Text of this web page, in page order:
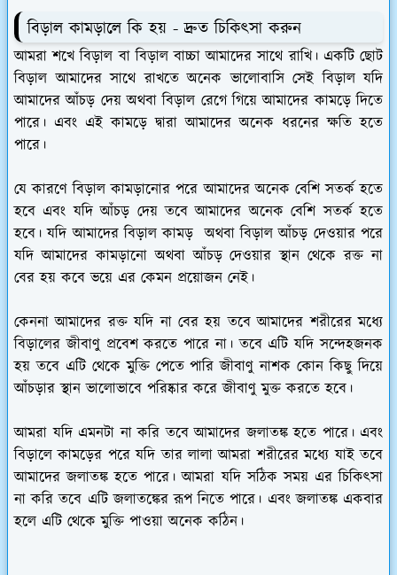
বিড়াল কামড়ালে কি হয় - দ্রুত চিকিৎসা করুন
আমরা শখে বিড়াল বা বিড়াল বাচ্চা আমাদের সাথে রাখি। একটি ছোট
বিড়াল আমাদের সাথে রাখতে অনেক ভালোবাসি সেই বিড়াল যদি
আমাদের আঁচড় দেয় অথবা বিড়াল রেগে গিয়ে আমাদের কামড়ে দিতে
পারে। এবং এই কামড়ে দ্বারা আমাদের অনেক ধরনের ক্ষতি হতে
পারে।
যে কারণে বিড়াল কামড়ানোর পরে আমাদের অনেক বেশি সতর্ক হতে
হবে এবং যদি আঁচড় দেয় তবে আমাদের অনেক বেশি সতর্ক হতে
হবে। যদি আমাদের বিড়াল কামড় অথবা বিড়াল আঁচড় দেওয়ার পরে
যদি আমাদের কামড়ানো অথবা আঁচড় দেওয়ার স্থান থেকে রক্ত না
বের হয় কবে ভয়ে এর কেমন প্রয়োজন নেই।
কেননা আমাদের রক্ত যদি না বের হয় তবে আমাদের শরীরের মধ্যে
বিড়ালের জীবাণু প্রবেশ করতে পারে না। তবে এটি যদি সন্দেহজনক
হয় তবে এটি থেকে মুক্তি পেতে পারি জীবাণু নাশক কোন কিছু দিয়ে
আঁচড়ার স্থান ভালোভাবে পরিষ্কার করে জীবাণু মুক্ত করতে হবে।
আমরা যদি এমনটা না করি তবে আমাদের জলাতঙ্ক হতে পারে। এবং
বিড়ালে কামড়ের পরে যদি তার লালা আমরা শরীরের মধ্যে যাই তবে
আমাদের জলাতঙ্ক হতে পারে। আমরা যদি সঠিক সময় এর চিকিৎসা
না করি তবে এটি জলাতঙ্কের রূপ নিতে পারে। এবং জলাতঙ্ক একবার
হলে এটি থেকে মুক্তি পাওয়া অনেক কঠিন।